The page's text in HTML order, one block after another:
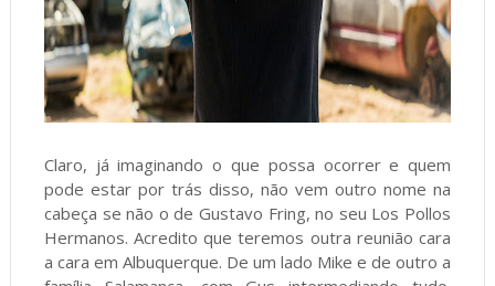
Claro, já imaginando o que possa ocorrer e quem
pode estar por trás disso, não vem outro nome na
cabeça se não o de Gustavo Fring, no seu Los Pollos
Hermanos. Acredito que teremos outra reunião cara
a cara em Albuquerque. De um lado Mike e de outro a